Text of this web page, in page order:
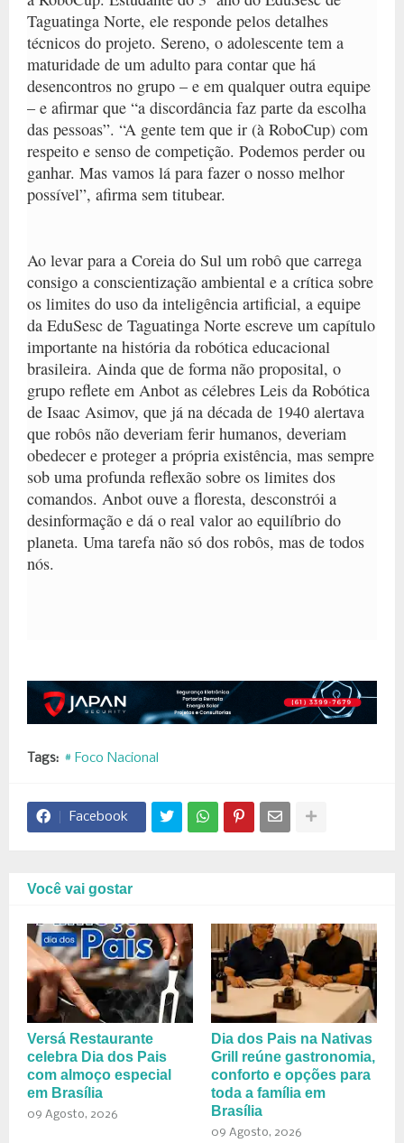
Taguatinga Norte, ele responde pelos detalhes
técnicos do projeto. Sereno, o adolescente tem a
maturidade de um adulto para contar que há
desencontros no grupo – e em qualquer outra equipe
– e afirmar que “a discordância faz parte da escolha
das pessoas”. “A gente tem que ir (à RoboCup) com
respeito e senso de competição. Podemos perder ou
ganhar. Mas vamos lá para fazer o nosso melhor
possível”, afirma sem titubear.
Ao levar para a Coreia do Sul um robô que carrega
consigo a conscientização ambiental e a crítica sobre
os limites do uso da inteligência artificial, a equipe
da EduSesc de Taguatinga Norte escreve um capítulo
importante na história da robótica educacional
brasileira. Ainda que de forma não proposital, o
grupo reflete em Anbot as célebres Leis da Robótica
de Isaac Asimov, que já na década de 1940 alertava
que robôs não deveriam ferir humanos, deveriam
obedecer e proteger a própria existência, mas sempre
sob uma profunda reflexão sobre os limites dos
comandos. Anbot ouve a floresta, desconstrói a
desinformação e dá o real valor ao equilíbrio do
planeta. Uma tarefa não só dos robôs, mas de todos
nós.
Tags: # Foco Nacional
Facebook
Você vai gostar
Versá Restaurante
celebra Dia dos Pais
com almoço especial
em Brasília
09 Agosto, 2026
Dia dos Pais na Nativas
Grill reúne gastronomia,
conforto e opções para
toda a família em
Brasília
09 Agosto, 2026